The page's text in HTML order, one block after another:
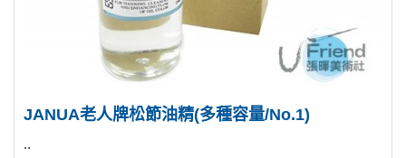
JANUA老人牌松節油精(多種容量/No.1)
..